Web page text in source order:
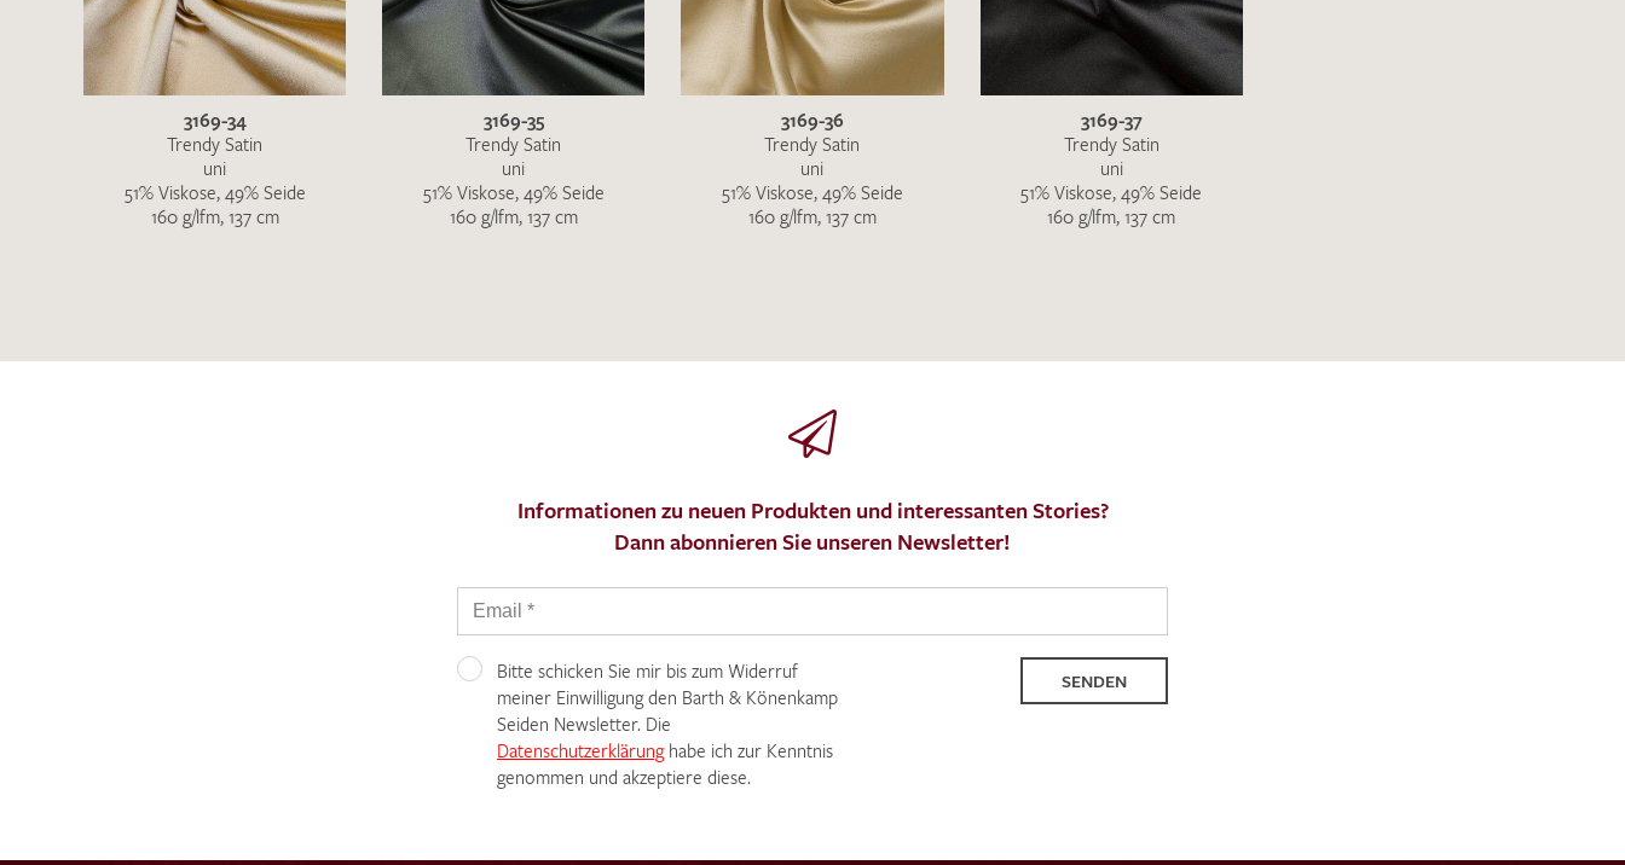
Ich bin damit einverstanden, dass meine angegebenen Daten zur Beantwortung meiner Musteranfrage
genutzt werden. DieDatenschutzbestimmungenhabe ich zur Kenntnis genommen und akzeptiere diese.
3169-34
Trendy Satin
uni
51% Viskose, 49% Seide
160 g/lfm, 137 cm
3169-35
Trendy Satin
uni
51% Viskose, 49% Seide
160 g/lfm, 137 cm
3169-36
Trendy Satin
uni
51% Viskose, 49% Seide
160 g/lfm, 137 cm
3169-37
Trendy Satin
uni
51% Viskose, 49% Seide
160 g/lfm, 137 cm
Informationen zu neuen Produkten und interessanten Stories?
Dann abonnieren Sie unseren Newsletter!
Bitte schicken Sie mir bis zum Widerruf
meiner Einwilligung den Barth & Könenkamp
Seiden Newsletter. Die
Datenschutzerklärunghabe ich zur Kenntnis
genommen und akzeptiere diese.
SENDEN